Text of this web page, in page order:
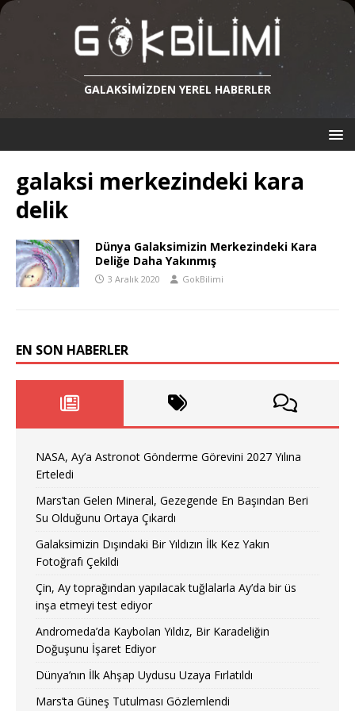
GALAKSIMIZDEN YEREL HABERLER
galaksi merkezindeki kara
delik
Dünya Galaksimizin Merkezindeki Kara
Deliğe Daha Yakınmış
3 Aralık 2020 GokBilimi
EN SON HABERLER
NASA, Ay’a Astronot Gönderme Görevini 2027 Yılına
Erteledi
Mars’tan Gelen Mineral, Gezegende En Başından Beri
Su Olduğunu Ortaya Çıkardı
Galaksimizin Dışındaki Bir Yıldızın İlk Kez Yakın
Fotoğrafı Çekildi
Çin, Ay toprağından yapılacak tuğlalarla Ay’da bir üs
inşa etmeyi test ediyor
Andromeda’da Kaybolan Yıldız, Bir Karadeliğin
Doğuşunu İşaret Ediyor
Dünya’nın İlk Ahşap Uydusu Uzaya Fırlatıldı
Mars’ta Güneş Tutulması Gözlemlendi